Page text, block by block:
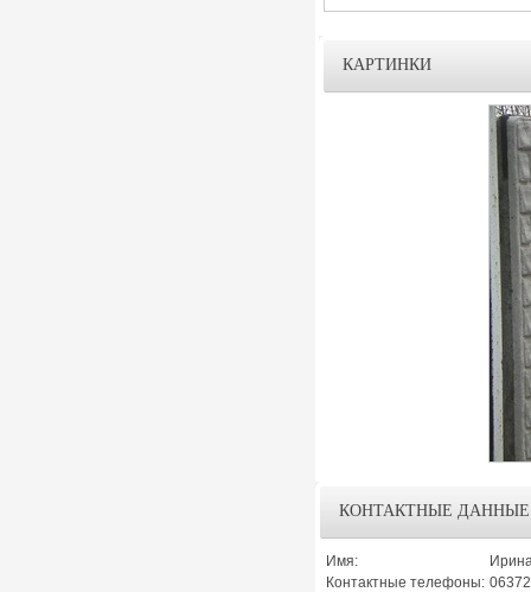
КАРТИНКИ
КОНТАКТНЫЕ ДАННЫЕ
Имя:
Контактные телефоны: